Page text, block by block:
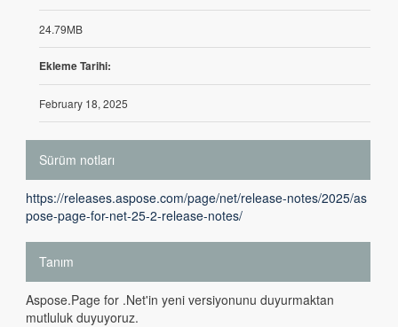
24.79MB
Ekleme Tarihi:
February 18, 2025
Sürüm notları
https://releases.aspose.com/page/net/release-notes/2025/as
pose-page-for-net-25-2-release-notes/
Tanım
Aspose.Page for .Net'in yeni versiyonunu duyurmaktan
mutluluk duyuyoruz.